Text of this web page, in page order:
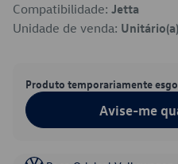
Compatibilidade: Jetta
Unidade de venda: Unitário(a)
Produto temporariamente
Avise-me